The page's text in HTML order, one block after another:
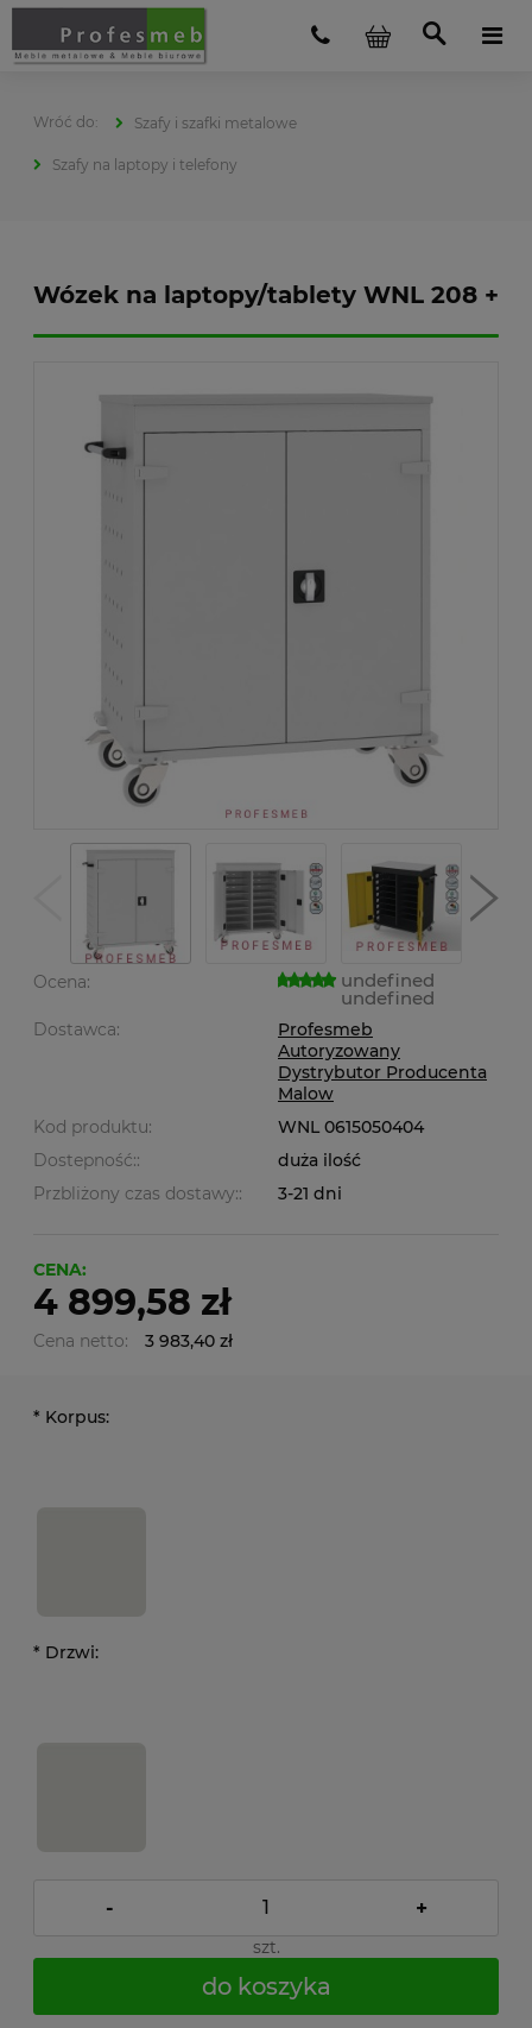
Szafy i szafki metalowe
Szafy na laptopy i telefony
Wózek na laptopy/tablety WNL 208 +
Ocena: undefined
undefined
Dostawca:
Profesmeb
Autoryzowany
Dystrybutor Producenta
Malow
Kod produktu:
WNL 0615050404
Dostepność::
duża ilość
Przbliżony czas dostawy::
3-21 dni
CENA:
4 899,58 zł
Cena netto: 3 983,40 zł
* Korpus:
* Drzwi:
- +
szt.
do koszyka